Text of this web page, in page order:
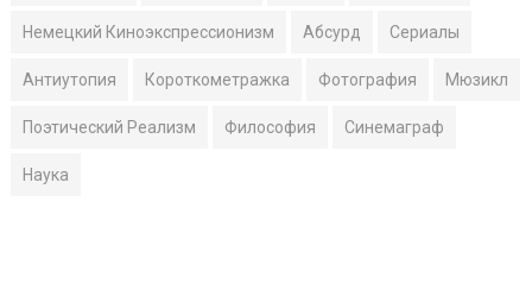
Немецкий Киноэкспрессионизм Абсурд Сериалы
Антиутопия Короткометражка Фотография Мюзикл
Поэтический Реализм Философия Синемаграф
Наука